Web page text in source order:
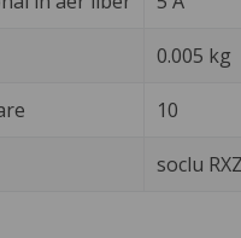
0.005 kg
10
soclu